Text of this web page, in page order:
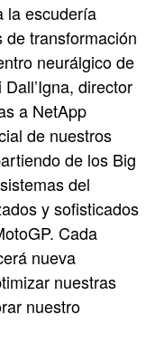
la escudería
transformación
neurálgico de
director
a NetApp
de nuestros
de los Big
del
y sofisticados
Cada
nueva
nuestras
nuestro